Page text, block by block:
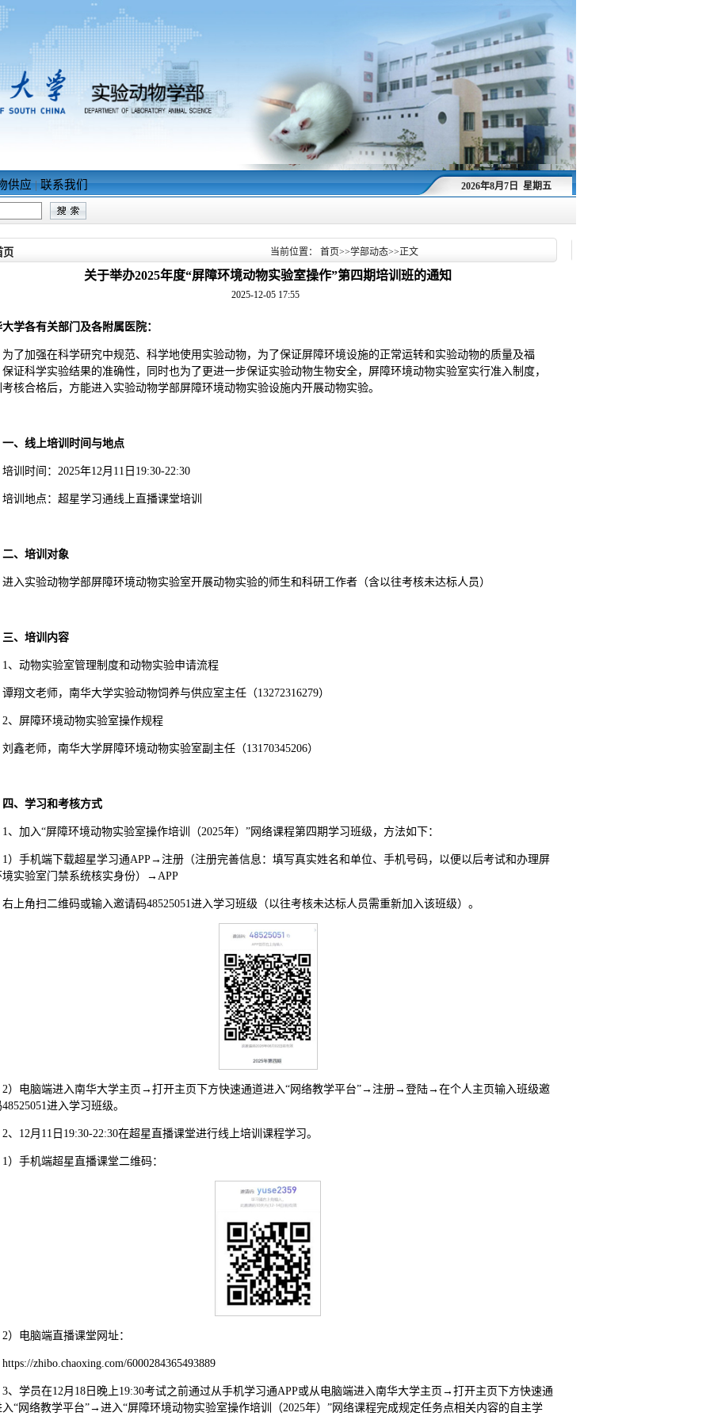
供应|联系我们 2026年8月7日 星期五
页 当前位置： 首页>>学部动态>>正文
关于举办2025年度“屏障环境动物实验室操作”第四期培训班的通知
2025-12-05 17:55
学各有关部门及各附属医院：
为了加强在科学研究中规范、科学地使用实验动物，为了保证屏障环境设施的正常运转和实验动物的质量及福
证科学实验结果的准确性，同时也为了更进一步保证实验动物生物安全，屏障环境动物实验室实行准入制度，
核合格后，方能进入实验动物学部屏障环境动物实验设施内开展动物实验。
一、线上培训时间与地点
培训时间：2025年12月11日19:30-22:30
培训地点：超星学习通线上直播课堂培训
二、培训对象
进入实验动物学部屏障环境动物实验室开展动物实验的师生和科研工作者（含以往考核未达标人员）
三、培训内容
1、动物实验室管理制度和动物实验申请流程
谭翔文老师，南华大学实验动物饲养与供应室主任（13272316279）
2、屏障环境动物实验室操作规程
刘鑫老师，南华大学屏障环境动物实验室副主任（13170345206）
四、学习和考核方式
1、加入“屏障环境动物实验室操作培训（2025年）”网络课程第四期学习班级，方法如下：
1）手机端下载超星学习通APP→注册（注册完善信息：填写真实姓名和单位、手机号码，以便以后考试和办理屏
境实验室门禁系统核实身份）→APP
右上角扫二维码或输入邀请码48525051进入学习班级（以往考核未达标人员需重新加入该班级）。
2）电脑端进入南华大学主页→打开主页下方快速通道进入“网络教学平台”→注册→登陆→在个人主页输入班级邀
进入学习班级。
2、12月11日19:30-22:30在超星直播课堂进行线上培训课程学习。
1）手机端超星直播课堂二维码：
2）电脑端直播课堂网址：
https://zhibo.chaoxing.com/6000284365493889
3、学员在12月18日晚上19:30考试之前通过从手机学习通APP或从电脑端进入南华大学主页→打开主页下方快速通
“网络教学平台”→进入“屏障环境动物实验室操作培训（2025年）”网络课程完成规定任务点相关内容的自主学